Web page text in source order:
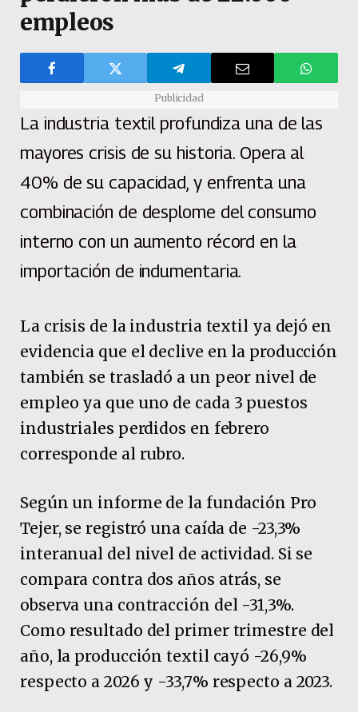
empleos
Publicidad
La industria textil profundiza una de las
mayores crisis de su historia. Opera al
40% de su capacidad, y enfrenta una
combinación de desplome del consumo
interno con un aumento récord en la
importación de indumentaria.
La crisis de la industria textil ya dejó en
evidencia que el declive en la producción
también se trasladó a un peor nivel de
empleo ya que uno de cada 3 puestos
industriales perdidos en febrero
corresponde al rubro.
Según un informe de la fundación Pro
Tejer, se registró una caída de -23,3%
interanual del nivel de actividad. Si se
compara contra dos años atrás, se
observa una contracción del -31,3%.
Como resultado del primer trimestre del
año, la producción textil cayó -26,9%
respecto a 2026 y -33,7% respecto a 2023.